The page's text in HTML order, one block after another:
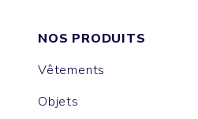
NOS PRODUITS
Vêtements
Objets